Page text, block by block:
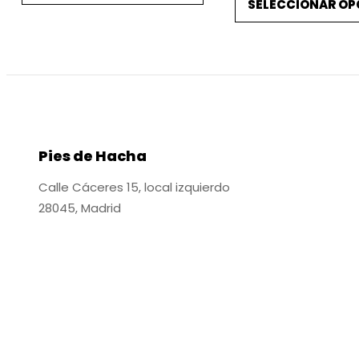
era:
es:
era:
SELECCIONAR
Pies de Hacha
Calle Cáceres 15, local izquierdo
28045, Madrid